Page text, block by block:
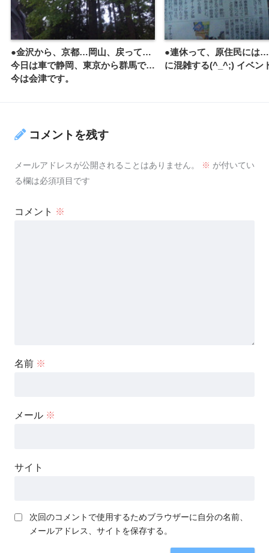
●金沢から、京都…岡山、戻って…
今日は車で静岡、東京から群馬で…
今は会津です。
●連休って、原住民には
に混雑する(^_^;) イベン
コメントを残す
メールアドレスが公開されることはありません。 ※ が付いてい
る欄は必須項目です
コメント ※
名前 ※
メール ※
サイト
次回のコメントで使用するためブラウザーに自分の名前、
メールアドレス、サイトを保存する。